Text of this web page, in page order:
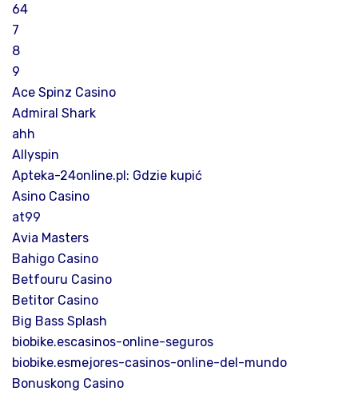
64
7
8
9
Ace Spinz Casino
Admiral Shark
ahh
Allyspin
Apteka-24online.pl: Gdzie kupić
Asino Casino
at99
Avia Masters
Bahigo Casino
Betfouru Casino
Betitor Casino
Big Bass Splash
biobike.escasinos-online-seguros
biobike.esmejores-casinos-online-del-mundo
Bonuskong Casino